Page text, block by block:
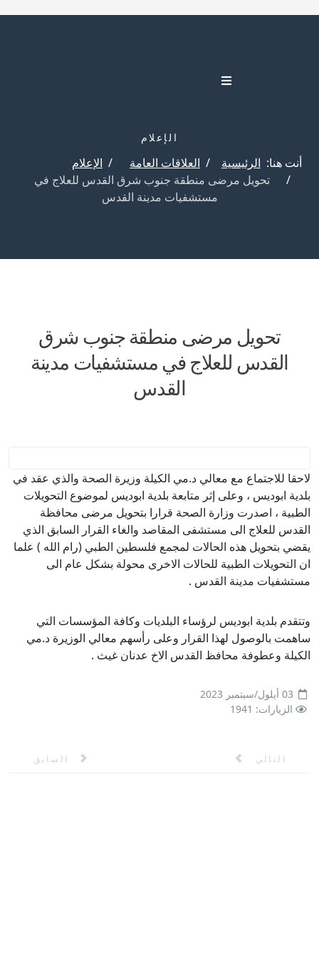
الإعلام
أنت هنا: الرئيسية العلاقات العامة
الإعلام
تحويل مرضى منطقة جنوب شرق القدس للعلاج في
مستشفيات مدينة القدس
تحويل مرضى منطقة جنوب شرق
القدس للعلاج في مستشفيات مدينة
القدس
لاحقا للاجتماع مع معالي د.مي الكيلة وزيرة الصحة والذي عقد في
بلدية ابوديس ، وعلى إثر متابعة بلدية ابوديس لموضوع التحويلات
الطبية ، اصدرت وزارة الصحة قرارا بتحويل مرضى محافظة
القدس للعلاج الى مستشفى المقاصد والغاء القرار السابق الذي
يقضي بتحويل هذه الحالات لمجمع فلسطين الطبي (رام الله ) علما
ان التحويلات الطبية للحالات الاخرى محولة بشكل عام الى
مستشفيات مدينة القدس .
وتتقدم بلدية ابوديس لرؤساء البلديات وكافة المؤسسات التي
ساهمت بالوصول لهذا القرار وعلى رأسهم معالي الوزيرة د.مي
الكيلة وعطوفة محافظ القدس الاخ عدنان غيث .
03 أيلول/سبتمبر 2023
الزيارات: 1941
المقال السابق:
السابق
المقال التالي: بلدية ابوديس تستقبل مدير الدفاع
التالي